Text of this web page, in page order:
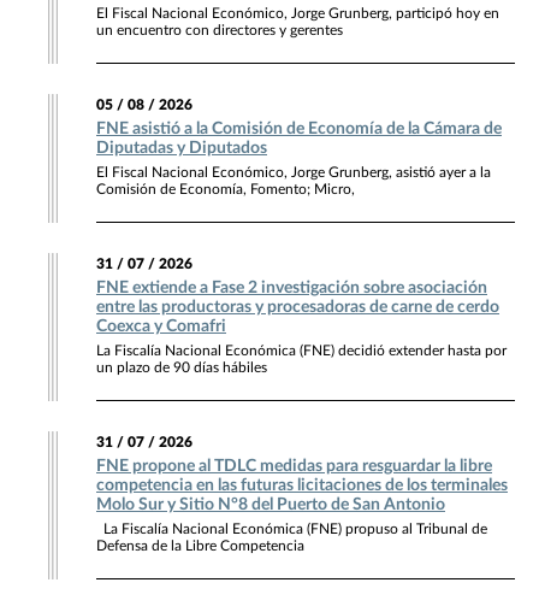
El Fiscal Nacional Económico, Jorge Grunberg, participó hoy en
un encuentro con directores y gerentes
05 / 08 / 2026
FNE asistió a la Comisión de Economía de la Cámara de
Diputadas y Diputados
El Fiscal Nacional Económico, Jorge Grunberg, asistió ayer a la
Comisión de Economía, Fomento; Micro,
31 / 07 / 2026
FNE extiende a Fase 2 investigación sobre asociación
entre las productoras y procesadoras de carne de cerdo
Coexca y Comafri
La Fiscalía Nacional Económica (FNE) decidió extender hasta por
un plazo de 90 días hábiles
31 / 07 / 2026
FNE propone al TDLC medidas para resguardar la libre
competencia en las futuras licitaciones de los terminales
Molo Sur y Sitio N°8 del Puerto de San Antonio
La Fiscalía Nacional Económica (FNE) propuso al Tribunal de
Defensa de la Libre Competencia